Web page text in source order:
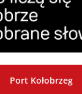
Port Kołobrzeg